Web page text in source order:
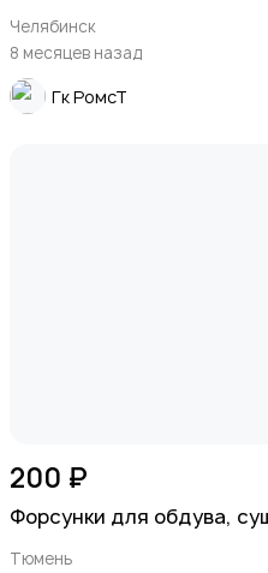
Челябинск
8 месяцев назад
Гк РомсТ
200 ₽
Форсунки для обдува,
Тюмень